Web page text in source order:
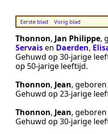
Eerste blad Vorig blad
Thonnon, Jan Philippe,
Servaisen Daerden,
Gehuwd op 30-jarige
op 50-jarige leeftijd.
Thonnon, Jean,
Gehuwd op 23-jarige
Thonnon, Jean,
Gehuwd op 30-jarige